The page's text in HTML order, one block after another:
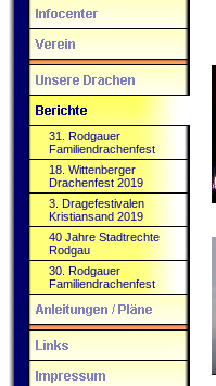
31. Rodgauer
Familiendrachenfest
18. Wittenberger
Drachenfest 2019
3. Dragefestivalen
Kristiansand 2019
40 Jahre Stadtrechte
Rodgau
30. Rodgauer
Familiendrachenfest